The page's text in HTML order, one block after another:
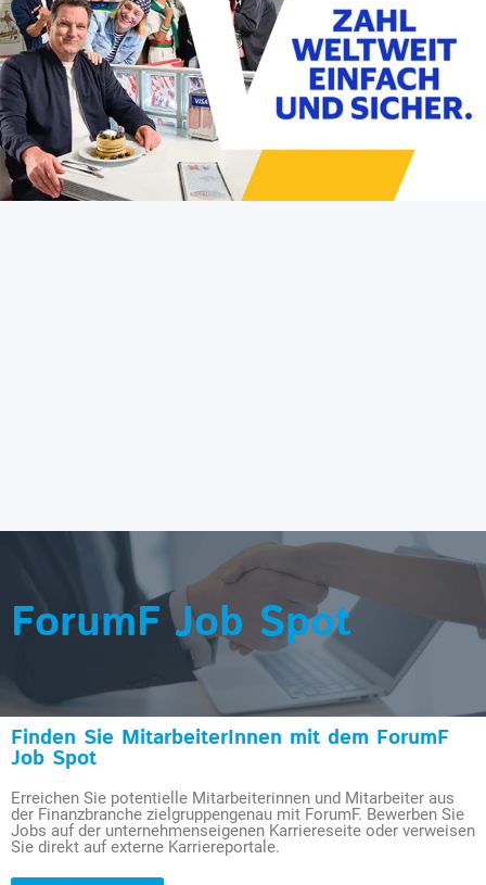
ForumF Job Spot
Finden Sie MitarbeiterInnen mit dem ForumF
Job Spot
Erreichen Sie potentielle Mitarbeiterinnen und Mitarbeiter aus
der Finanzbranche zielgruppengenau mit ForumF. Bewerben Sie
Jobs auf der unternehmenseigenen Karriereseite oder verweisen
Sie direkt auf externe Karriereportale.